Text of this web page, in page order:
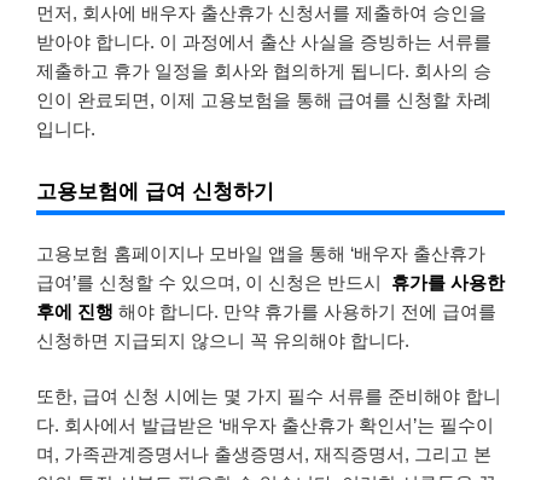
먼저, 회사에 배우자 출산휴가 신청서를 제출하여 승인을
받아야 합니다. 이 과정에서 출산 사실을 증빙하는 서류를
제출하고 휴가 일정을 회사와 협의하게 됩니다. 회사의 승
인이 완료되면, 이제 고용보험을 통해 급여를 신청할 차례
입니다.
고용보험에 급여 신청하기
고용보험 홈페이지나 모바일 앱을 통해 ‘배우자 출산휴가
급여’를 신청할 수 있으며, 이 신청은 반드시
휴가를 사용한
후에 진행 해야 합니다. 만약 휴가를 사용하기 전에 급여를
신청하면 지급되지 않으니 꼭 유의해야 합니다.
또한, 급여 신청 시에는 몇 가지 필수 서류를 준비해야 합니
다. 회사에서 발급받은 ‘배우자 출산휴가 확인서’는 필수이
며, 가족관계증명서나 출생증명서, 재직증명서, 그리고 본